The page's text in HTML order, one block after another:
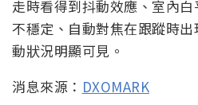
走時看得到抖動效應、室內
不穩定、自動對焦在跟蹤時
動狀況明顯可見。
消息來源： DXOMARK